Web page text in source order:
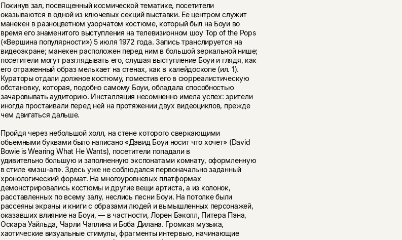
Покинув зал, посвященный космической тематике, посетители
оказываются в одной из ключевых секций выставки. Ее центром служит
манекен в разноцветном узорчатом костюме, который был на Боуи во
время его знаменитого выступления на телевизионном шоу Top of the Pops
(«Вершина популярности») 5 июля 1972 года. Запись транслируется на
видеоэкране; манекен расположен перед ним в большой зеркальной нише;
посетители могут разглядывать его, слушая выступление Боуи и глядя, как
его отраженный образ мелькает на стенах, как в калейдоскопе (ил. 1).
Кураторы отдали должное костюму, поместив его в сюрреалистическую
обстановку, которая, подобно самому Боуи, обладала способностью
зачаровывать аудиторию. Инсталляция несомненно имела успех: зрители
иногда простаивали перед ней на протяжении двух видеоциклов, прежде
чем двигаться дальше.
Пройдя через небольшой холл, на стене которого сверкающими
объемными буквами было написано «Дэвид Боуи носит что хочет» (David
Bowie is Wearing What He Wants), посетители попадали в
удивительно большую и заполненную экспонатами комнату, оформленную
в стиле «мэш-ап». Здесь уже не соблюдался первоначально заданный
хронологический формат. На многоуровневых платформах
демонстрировались костюмы и другие вещи артиста, а из колонок,
расставленных по всему залу, неслись песни Боуи. На потолке были
рассеяны экраны и книги с образами людей и вымышленных персонажей,
оказавших влияние на Боуи, — в частности, Лорен Бэколл, Питера Пэна,
Оскара Уайльда, Чарли Чаплина и Боба Дилана. Громкая музыка,
хаотические визуальные стимулы, фрагменты интервью, начинающие